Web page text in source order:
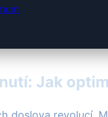
Jak